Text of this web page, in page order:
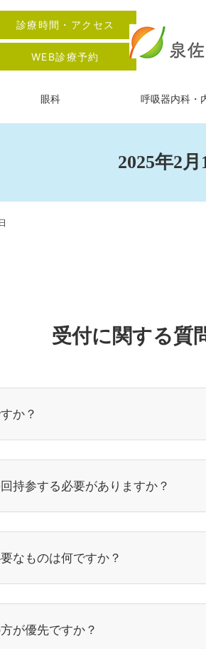
2025年2
受付に関する質
か？
持参する必要がありますか？
なものは何ですか？
が優先ですか？
診療時間・アクセス
WEB診療予約
眼科 呼吸器内科・